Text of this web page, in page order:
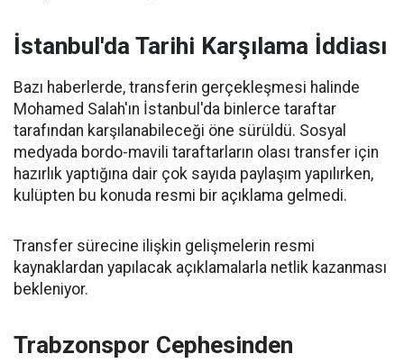
İstanbul'da Tarihi Karşılama İddiası
Bazı haberlerde, transferin gerçekleşmesi halinde
Mohamed Salah'ın İstanbul'da binlerce taraftar
tarafından karşılanabileceği öne sürüldü. Sosyal
medyada bordo-mavili taraftarların olası transfer için
hazırlık yaptığına dair çok sayıda paylaşım yapılırken,
kulüpten bu konuda resmi bir açıklama gelmedi.
Transfer sürecine ilişkin gelişmelerin resmi
kaynaklardan yapılacak açıklamalarla netlik kazanması
bekleniyor.
Trabzonspor Cephesinden